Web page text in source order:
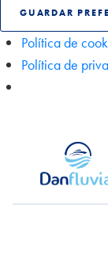
GUARDAR
Política de
Política de